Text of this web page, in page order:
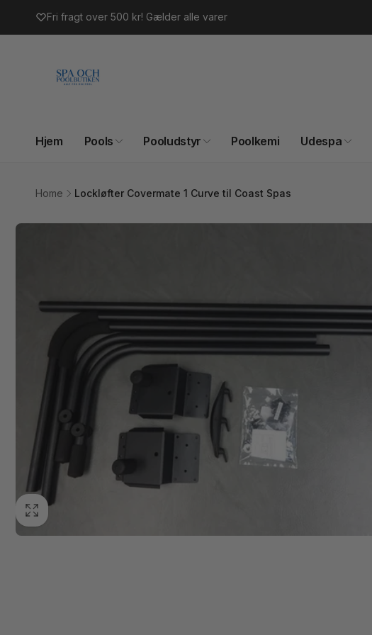
indhold Fri fragt over 500 kr! Gælder alle varer
Hjem Pools Pooludstyr Poolkemi Udespa
Home Lockløfter Covermate 1 Curve til Coast Spas
Gå til